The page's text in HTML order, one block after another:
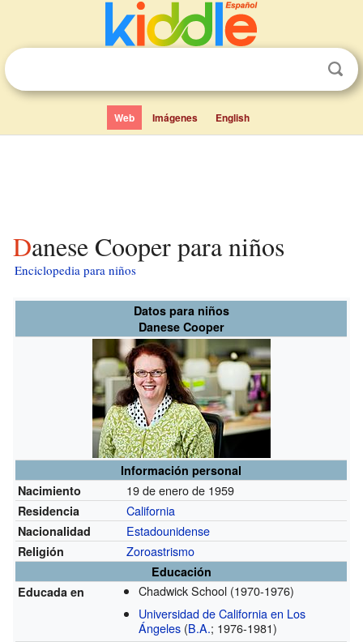
Web Imágenes English
Danese Cooper para niños
Enciclopedia para niños
Datos para niños
Danese Cooper
Información personal
Nacimiento
19 de enero de 1959
Residencia California
Nacionalidad Estadounidense
Religión Zoroastrismo
Educación
Educada en
Chadwick School (1970-1976)
Universidad de California en Los
Ángeles (B.A.; 1976-1981)